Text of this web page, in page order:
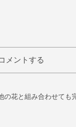
メントする
の花と組み合わせても